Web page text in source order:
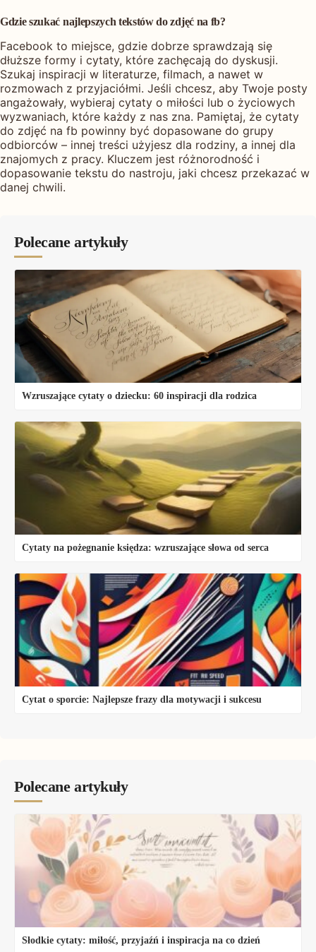
Gdzie szukać najlepszych tekstów do zdjęć na fb?
Facebook to miejsce, gdzie dobrze sprawdzają się
dłuższe formy i cytaty, które zachęcają do dyskusji.
Szukaj inspiracji w literaturze, filmach, a nawet w
rozmowach z przyjaciółmi. Jeśli chcesz, aby Twoje posty
angażowały, wybieraj cytaty o miłości lub o życiowych
wyzwaniach, które każdy z nas zna. Pamiętaj, że cytaty
do zdjęć na fb powinny być dopasowane do grupy
odbiorców – innej treści użyjesz dla rodziny, a innej dla
znajomych z pracy. Kluczem jest różnorodność i
dopasowanie tekstu do nastroju, jaki chcesz przekazać w
danej chwili.
Polecane artykuły
Wzruszające cytaty o dziecku: 60 inspiracji dla rodzica
Cytaty na pożegnanie księdza: wzruszające słowa od serca
Cytat o sporcie: Najlepsze frazy dla motywacji i sukcesu
Polecane artykuły
Słodkie cytaty: miłość, przyjaźń i inspiracja na co dzień